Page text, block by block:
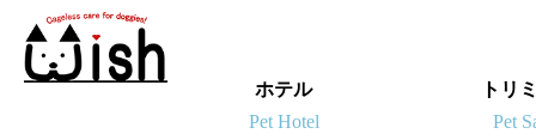
ホテル トリ